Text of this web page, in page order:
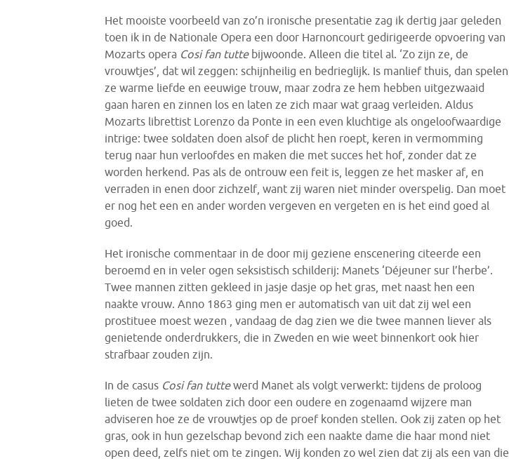
Het mooiste voorbeeld van zo’n ironische presentatie zag ik dertig jaar geleden
toen ik in de Nationale Opera een door Harnoncourt gedirigeerde opvoering van
Mozarts opera Cosi fan tutte bijwoonde. Alleen die titel al. ‘Zo zijn ze, de
vrouwtjes’, dat wil zeggen: schijnheilig en bedrieglijk. Is manlief thuis, dan spelen
ze warme liefde en eeuwige trouw, maar zodra ze hem hebben uitgezwaaid
gaan haren en zinnen los en laten ze zich maar wat graag verleiden. Aldus
Mozarts librettist Lorenzo da Ponte in een even kluchtige als ongeloofwaardige
intrige: twee soldaten doen alsof de plicht hen roept, keren in vermomming
terug naar hun verloofdes en maken die met succes het hof, zonder dat ze
worden herkend. Pas als de ontrouw een feit is, leggen ze het masker af, en
verraden in enen door zichzelf, want zij waren niet minder overspelig. Dan moet
er nog het een en ander worden vergeven en vergeten en is het eind goed al
goed.
Het ironische commentaar in de door mij geziene enscenering citeerde een
beroemd en in veler ogen seksistisch schilderij: Manets ‘Déjeuner sur l’herbe’.
Twee mannen zitten gekleed in jasje dasje op het gras, met naast hen een
naakte vrouw. Anno 1863 ging men er automatisch van uit dat zij wel een
prostituee moest wezen , vandaag de dag zien we die twee mannen liever als
genietende onderdrukkers, die in Zweden en wie weet binnenkort ook hier
strafbaar zouden zijn.
In de casus Cosi fan tuttewerd Manet als volgt verwerkt: tijdens de proloog
lieten de twee soldaten zich door een oudere en zogenaamd wijzere man
adviseren hoe ze de vrouwtjes op de proef konden stellen. Ook zij zaten op het
gras, ook in hun gezelschap bevond zich een naakte dame die haar mond niet
open deed, zelfs niet om te zingen. Wij konden zo wel zien dat zij als een van die